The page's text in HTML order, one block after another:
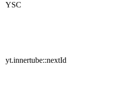
YSC
yt.innertube::nextId